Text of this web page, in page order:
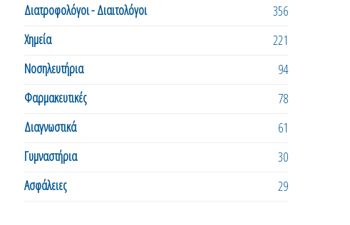
Διατροφολόγοι - Διαιτολόγοι
356
Χημεία
221
Νοσηλευτήρια
94
Φαρμακευτικές
78
Διαγνωστικά
61
Γυμναστήρια
30
Ασφάλειες
29